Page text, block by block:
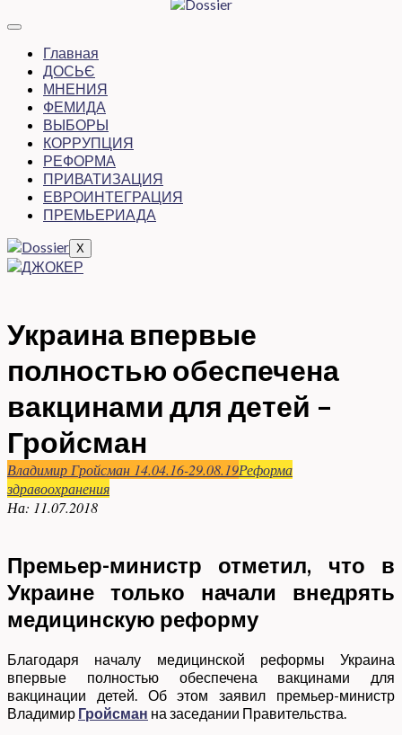
Главная
ДОСЬЄ
МНЕНИЯ
ФЕМИДА
ВЫБОРЫ
КОРРУПЦИЯ
РЕФОРМА
ПРИВАТИЗАЦИЯ
ЕВРОИНТЕГРАЦИЯ
ПРЕМЬЕРИАДА
X
Украина впервые
полностью обеспечена
вакцинами для детей –
Гройсман
Владимир Гройсман 14.04.16-29.08.19Реформа
здравоохранения
На: 11.07.2018
Премьер-министр отметил, что в
Украине только начали внедрять
медицинскую реформу
Благодаря началу медицинской реформы Украина
впервые полностью обеспечена вакцинами для
вакцинации детей. Об этом заявил премьер-министр
Владимир Гройсман на заседании Правительства.